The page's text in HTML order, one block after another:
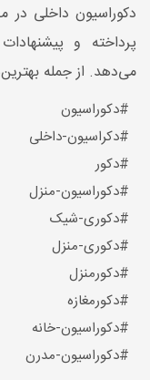
دکوراسیون داخلی در
پرداخته و
می‌دهد. از جمله
#دکوراسیون
#دکراسیون-داخلی
#دکور
#دکوراسیون-منزل
#دکوری-شیک
#دکوری-منزل
#دکورمنزل
#دکورمغازه
#دکوراسیون-خانه
#دکوراسیون-مدرن